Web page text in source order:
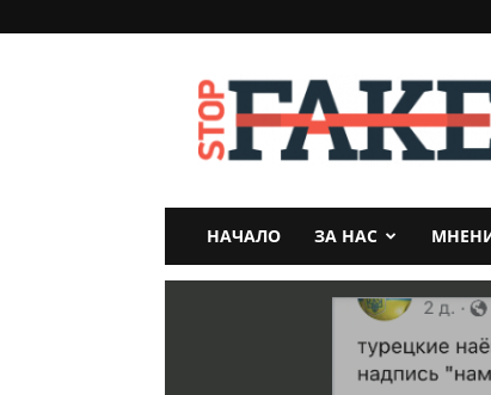
StopFake
НАЧАЛО ЗА НАС